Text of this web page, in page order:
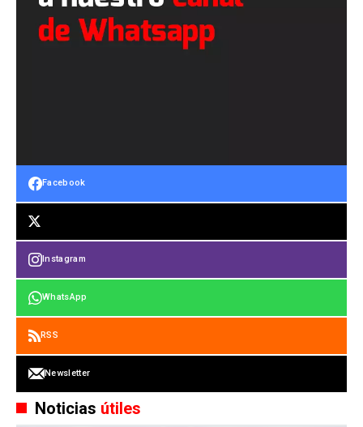
Facebook
Instagram
WhatsApp
RSS
Newsletter
Noticias útiles